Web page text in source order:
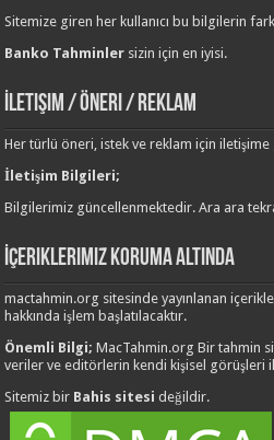
Sitemize giren her kullanıcı bu bilgilerin
Banko Tahminler sizin için en iyisi.
İletişim / Öneri / Reklam
Her türlü öneri, istek ve reklam için
İletişim Bilgileri;
Bilgilerimiz güncellenmektedir. Ara ara
İçeriklerimiz Koruma Altında
mactahmin.org sitesinde yayınlanan
hakkında işlem başlatılacaktır.
Önemli Bilgi;MacTahmin.org Bir tahmin
veriler ve editörlerin kendi kişisel görüşleri
Sitemiz bir Bahis sitesi değildir.